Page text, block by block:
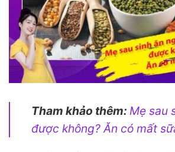
Tham khảo thêm: Mẹ sau
được không? Ăn có mất